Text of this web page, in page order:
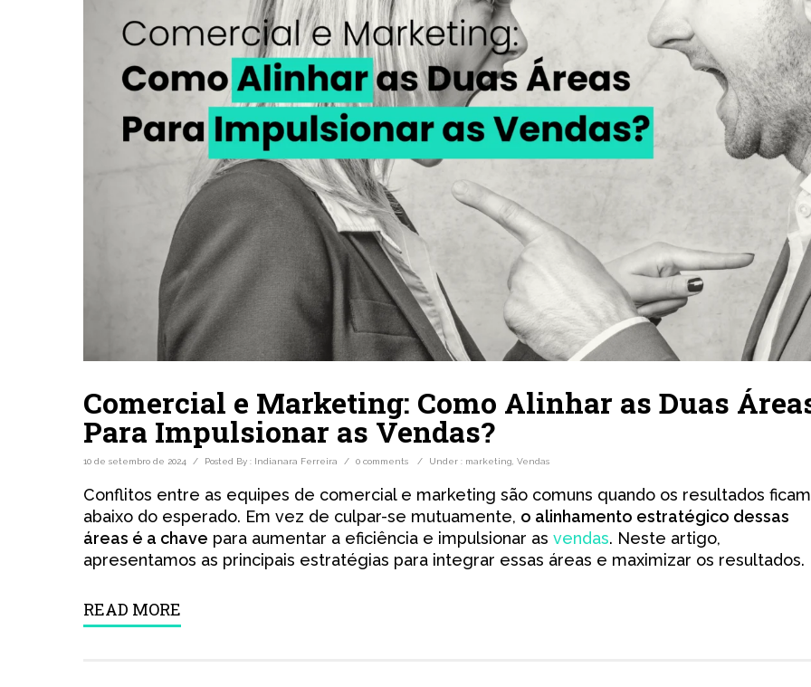
Comercial e Marketing: Como Alinhar as Duas
Para Impulsionar as Vendas?
10 de setembro de 2024 / Posted By : Indianara Ferreira / 0 comments / Under : marketing Vendas
Conflitos entre as equipes de comercial e marketing são comuns quando os resultados ficam
abaixo do esperado. Em vez de culpar-se mutuamente, o alinhamento estratégico dessas
áreas é a chave para aumentar a eficiência e impulsionar as vendas. Neste artigo,
apresentamos as principais estratégias para integrar essas áreas e maximizar os resultados.
READ MORE